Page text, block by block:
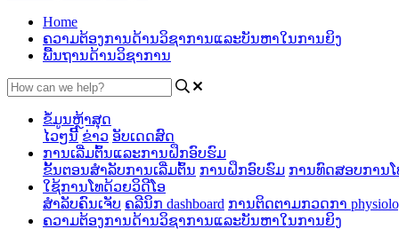
Home
ຄວາມຕ້ອງການດ້ານວິຊາການແລະບັນຫາໃນການຍິງ
ພື້ນຖານດ້ານວິຊາການ
ຂໍ້ມູນຫຼ້າສຸດ
ໄວໆນີ້ ຂ່າວ ອັບເດດສົດ
ການເລີ່ມຕົ້ນແລະການຝຶກອົບຮົມ
ຂັ້ນຕອນສໍາລັບການເລີ່ມຕົ້ນ ການຝຶກອົບຮົມ ການທົດສອບການ
ໃຊ້ການໂທດ້ວຍວິດີໂອ
ສໍາລັບຄົນເຈັບ ຄລີນິກ dashboard ການ​ຕິດ​ຕາມ​ກວດ​ກາ
ຄວາມຕ້ອງການດ້ານວິຊາການແລະບັນຫາໃນການຍິງ